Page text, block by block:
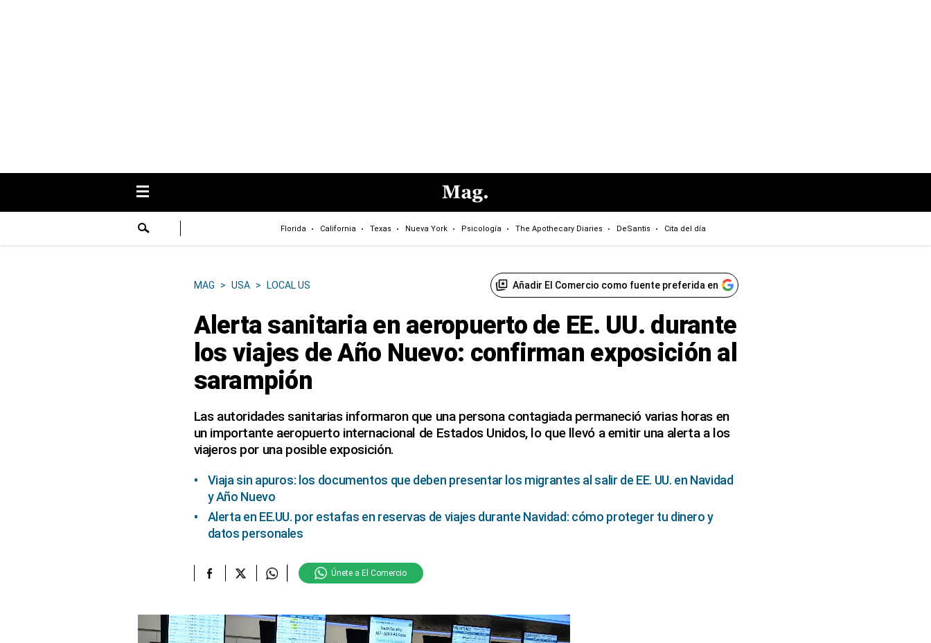
Florida California Texas Nueva York Psicología The Apothecary Diaries DeSantis Cita del día
MAG > USA > LOCAL US Añadir El Comercio como fuente preferida en
Alerta sanitaria en aeropuerto de EE. UU. durante
los viajes de Año Nuevo: confirman exposición al
sarampión
Las autoridades sanitarias informaron que una persona contagiada permaneció varias horas en
un importante aeropuerto internacional de Estados Unidos, lo que llevó a emitir una alerta a los
viajeros por una posible exposición.
Viaja sin apuros: los documentos que deben presentar los migrantes al salir de EE. UU. en Navidad
y Año Nuevo
Alerta en EE.UU. por estafas en reservas de viajes durante Navidad: cómo proteger tu dinero y
datos personales
Únete a El Comercio